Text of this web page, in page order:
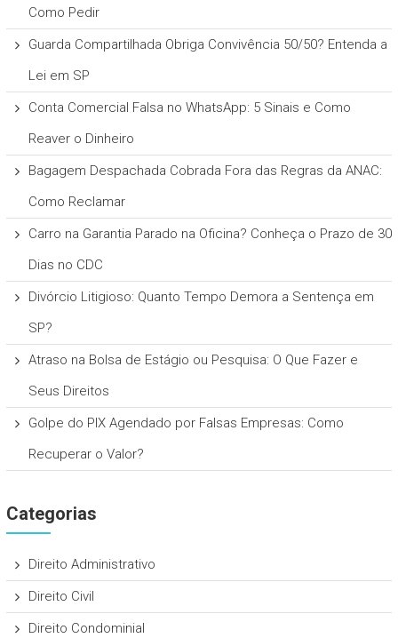
Como Pedir
Guarda Compartilhada Obriga Convivência 50/50? Entenda a
Lei em SP
Conta Comercial Falsa no WhatsApp: 5 Sinais e Como
Reaver o Dinheiro
Bagagem Despachada Cobrada Fora das Regras da ANAC:
Como Reclamar
Carro na Garantia Parado na Oficina? Conheça o Prazo de 30
Dias no CDC
Divórcio Litigioso: Quanto Tempo Demora a Sentença em
SP?
Atraso na Bolsa de Estágio ou Pesquisa: O Que Fazer e
Seus Direitos
Golpe do PIX Agendado por Falsas Empresas: Como
Recuperar o Valor?
Categorias
Direito Administrativo
Direito Civil
Direito Condominial